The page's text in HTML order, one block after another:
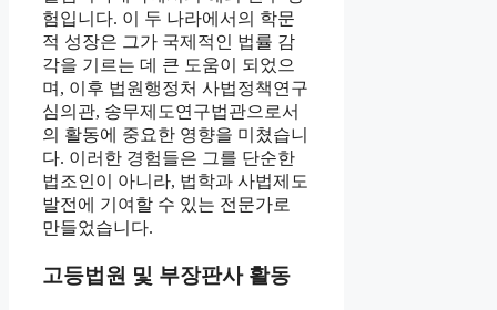
험입니다. 이 두 나라에서의 학문
적 성장은 그가 국제적인 법률 감
각을 기르는 데 큰 도움이 되었으
며, 이후 법원행정처 사법정책연구
심의관, 송무제도연구법관으로서
의 활동에 중요한 영향을 미쳤습니
다. 이러한 경험들은 그를 단순한
법조인이 아니라, 법학과 사법제도
발전에 기여할 수 있는 전문가로
만들었습니다.
고등법원 및 부장판사 활동